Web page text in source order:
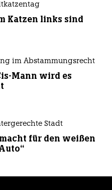
Katzen links sind
im Abstammungsrecht
Mann wird es
Stadt
für den weißen